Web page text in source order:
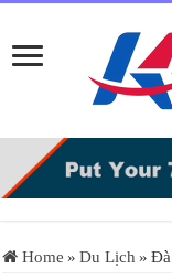
Home » Du Lịch » Đà